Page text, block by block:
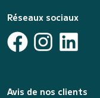
Réseaux sociaux
Avis de nos clients